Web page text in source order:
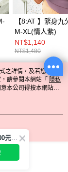
【8:AT 】緊身九
M-XL(情人紫)
NT$1,140
NT$1,480
之詳情，及若您不希
請參閱本網站「 隱私
本公司得按本網站使
綁定LINE好友 享100元折價券